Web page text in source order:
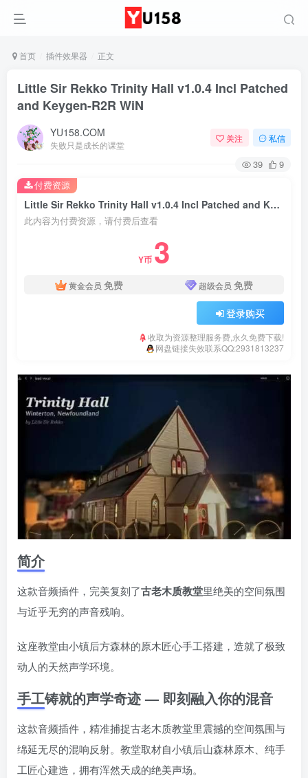
首页 插件效果器 正文
Little Sir Rekko Trinity Hall v1.0.4 Incl Patched
and Keygen-R2R WiN
YU158.COM
失败只是成长的课堂
关注 私信
39 9
Little Sir Rekko Trinity Hall v1.0.4 Incl Patched and Keygen-R2R WiN
此内容为付费资源，请付费后查看
Y币 3
黄金会员 免费 超级会员 免费
登录购买
收取为资源整理服务费,永久免费下载!
网盘链接失效联系QQ:2931813237
付费资源
简介
这款音频插件，完美复刻了古老木质教堂里绝美的空间氛围
与近乎无穷的声音残响。
这座教堂由小镇后方森林的原木匠心手工搭建，造就了极致
动人的天然声学环境。
手工铸就的声学奇迹 — 即刻融入你的混音
这款音频插件，精准捕捉古老木质教堂里震撼的空间氛围与
绵延无尽的混响反射。教堂取材自小镇后山森林原木、纯手
工匠心建造，拥有浑然天成的绝美声场。